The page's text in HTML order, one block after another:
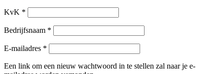
KvK *
Bedrijfsnaam *
E-mailadres *
Een link om een nieuw wachtwoord in te stellen zal naar je e-